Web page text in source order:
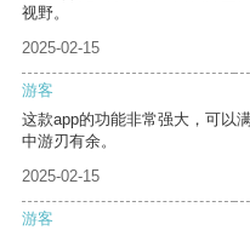
视野。
2025-02-15
游客
这款app的功能非常强大，可以
中游刃有余。
2025-02-15
游客